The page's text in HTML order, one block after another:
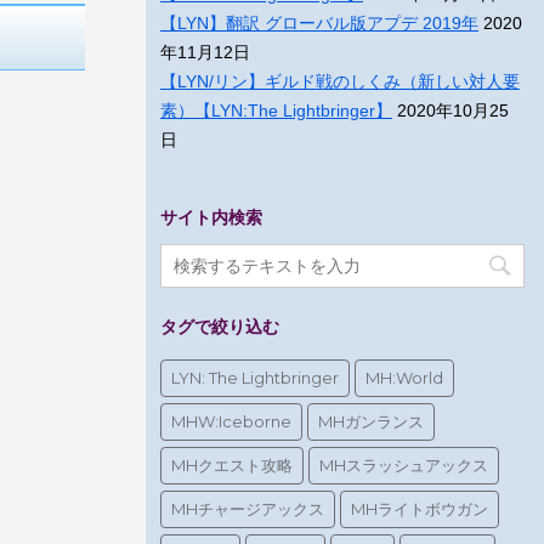
【LYN】翻訳 グローバル版アプデ 2019年 2020
年11月12日
【LYN/リン】ギルド戦のしくみ（新しい対人要
素）【LYN:The Lightbringer】
2020年10月25
日
サイト内検索
タグで絞り込む
LYN: The Lightbringer MH:World
MHW:Iceborne MHガンランス
MHクエスト攻略 MHスラッシュアックス
MHチャージアックス MHライトボウガン